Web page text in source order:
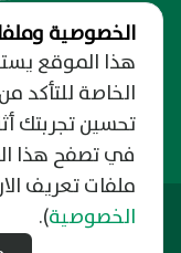
نظرة عامة
من نحن
حول البوابة
الخصوصية وسرية
شروط الإستخدام
الأخبار
النشرة البريدية
الدعم والمساندة
نسعد بتواصلك
رفع شكوى
التبليغ عن فساد
الأسئلة الشائعة
مركز الدعم الموحد
روابط مهمة
دليل وفعاليات
التوظيف
وزارة البلديات
الخصوصية
هذا الموقع
الخاصة للتأكد
تحسين تجربتك
في تصفح هذا
ملفات تعريف
الخصوصية).